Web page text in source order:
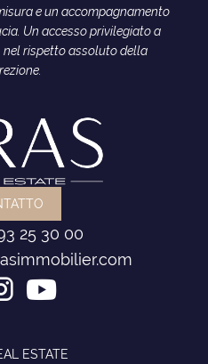
e un accompagnamento
Un accesso privilegiato a
rispetto assoluto della
25 30 00
ESTATE